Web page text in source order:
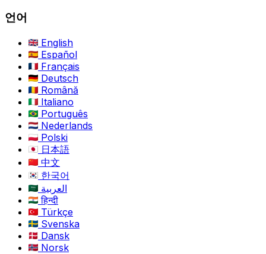
언어
English
Español
Français
Deutsch
Română
Italiano
Português
Nederlands
Polski
日本語
中文
한국어
العربية
हिन्दी
Türkçe
Svenska
Dansk
Norsk